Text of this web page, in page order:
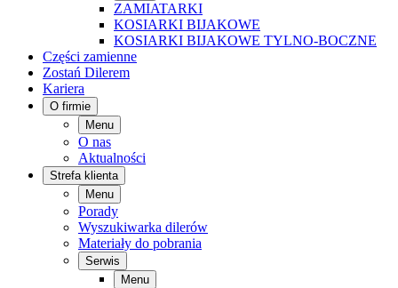
ZAMIATARKI
KOSIARKI BIJAKOWE
KOSIARKI BIJAKOWE TYLNO-BOCZNE
Części zamienne
Zostań Dilerem
Kariera
O firmie
Menu
O nas
Aktualności
Strefa klienta
Menu
Porady
Wyszukiwarka dilerów
Materiały do pobrania
Serwis
Menu